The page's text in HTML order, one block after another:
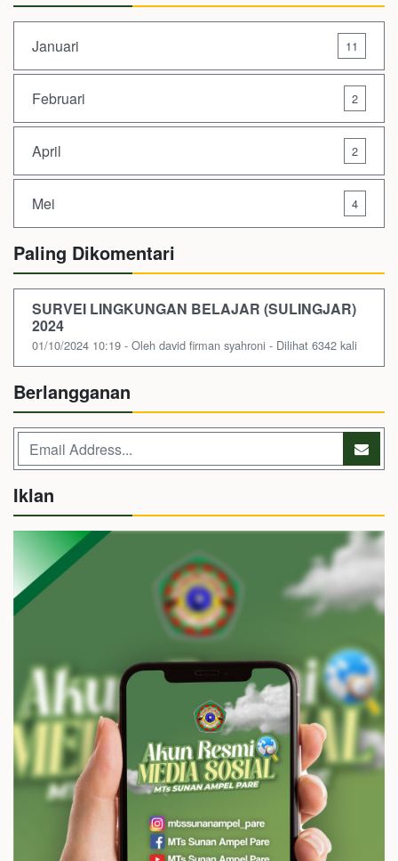
Januari 11
Februari 2
April 2
Mei 4
Paling Dikomentari
SURVEI LINGKUNGAN BELAJAR (SULINGJAR)
2024
01/10/2024 10:19 - Oleh david firman syahroni - Dilihat 6342 kali
Berlangganan
Iklan